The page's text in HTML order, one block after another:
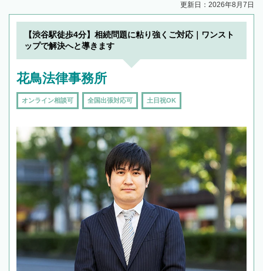
更新日：2026年8月7日
【渋谷駅徒歩4分】相続問題に粘り強くご対応｜ワンスト
ップで解決へと導きます
花鳥法律事務所
オンライン相談可 全国出張対応可 土日祝OK